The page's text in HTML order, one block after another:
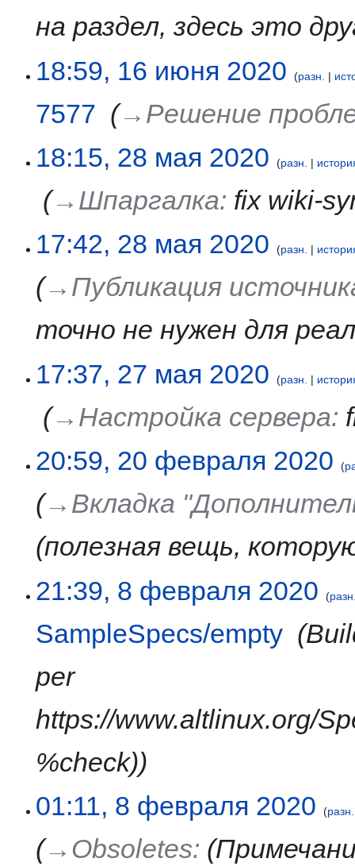
на раздел, здесь это
июня18:59, 16 июня 2020 разн.
7577 →‎Решение
мая18:15, 28 мая 2020 разн.
→‎Шпаргалка: fix wiki-
17:42, 28 мая 2020
разн.
→‎Публикация
точно не нужен для
мая17:37, 27 мая 2020 разн.
→‎Настройка сервера:
февраля
20:59, 20 февраля 2020
→‎Вкладка
(полезная вещь,
февраля
21:39, 8 февраля 2020
SampleSpecs/empty
per
https://www.altlinux.org/
%check)
01:11, 8 февраля 2020
разн.
→‎Obsoletes: